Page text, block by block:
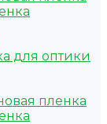
для оптики
пленка